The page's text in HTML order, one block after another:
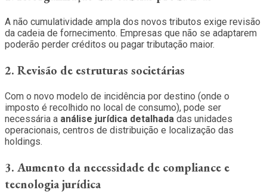
A não cumulatividade ampla dos novos tributos exige revisão
da cadeia de fornecimento. Empresas que não se adaptarem
poderão perder créditos ou pagar tributação maior.
2. Revisão de estruturas societárias
Com o novo modelo de incidência por destino (onde o
imposto é recolhido no local de consumo), pode ser
necessária a análise jurídica detalhada das unidades
operacionais, centros de distribuição e localização das
holdings.
3. Aumento da necessidade de compliance e
tecnologia jurídica